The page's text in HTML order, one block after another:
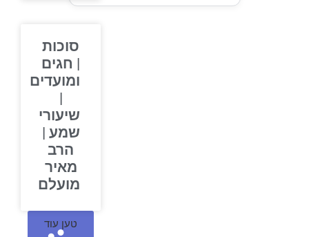
סוכות
| חגים
ומועדים
שיעורי
שמע |
הרב
מאיר
מועלם
טען עוד